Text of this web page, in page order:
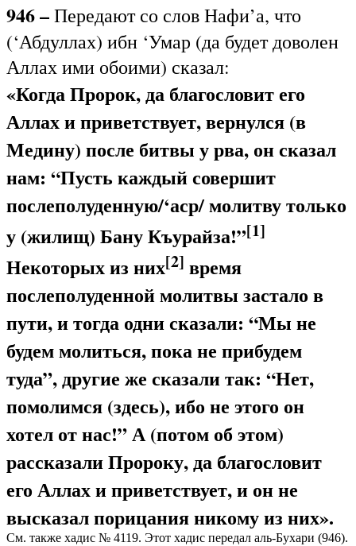
946 –Передают со слов Нафи’а, что
(‘Абдуллах) ибн ‘Умар (да будет доволен
Аллах ими обоими) сказал:
«Когда Пророк, да благословит его
Аллах и приветствует, вернулся (в
Медину) после битвы у рва, он сказал
нам: “Пусть каждый совершит
послеполуденную/‘аср/ молитву только
у (жилищ) Бану Къурайза!”[1]
Некоторых из них[2] время
послеполуденной молитвы застало в
пути, и тогда одни сказали: “Мы не
будем молиться, пока не прибудем
туда”, другие же сказали так: “Нет,
помолимся (здесь), ибо не этого он
хотел от нас!” А (потом об этом)
рассказали Пророку, да благословит
его Аллах и приветствует, и он не
высказал порицания никому из них».
См. также хадис № 4119. Этот хадис передал аль-Бухари (946).